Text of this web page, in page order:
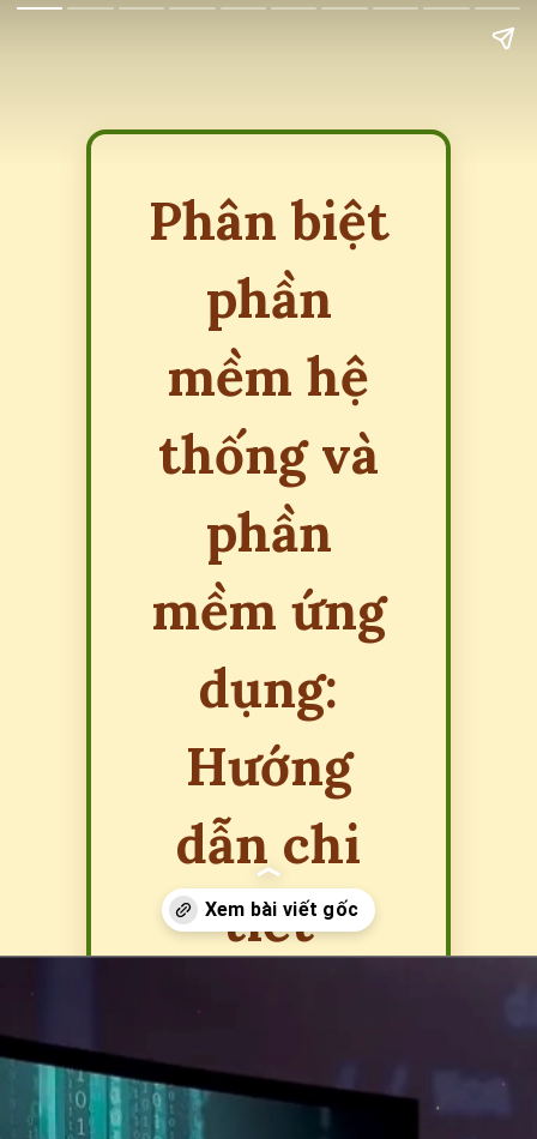
Phân biệt
phần
mềm hệ
thống và
phần
mềm ứng
dụng:
Hướng
dẫn chi
tiết